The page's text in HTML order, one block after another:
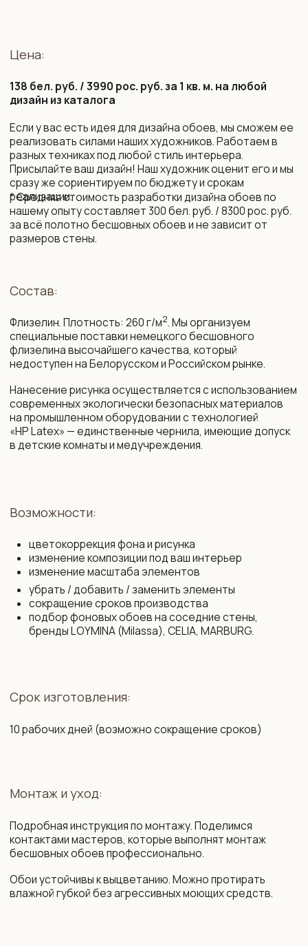
10 рабочих дней (возможно сокращение сроков)
Срок изготовления:
и доставляются транспортной компанией до двери
дома по РБ и РФ, возможна международная доставка.
Упаковка и доставка:
Подробная инструкция по монтажу. Поделимся
контактами мастеров, которые выполнят монтаж
бесшовных обоев профессионально.
Обои устойчивы к выцветанию. Можно протирать
влажной губкой без агрессивных моющих средств.
Монтаж и уход:
+375 29 719 80 88 zakaz@vinni.by
Свидетельство о государственной
регистрации № 193 645 371
от 07.09.2022 выдано Минским
горисполкомом
Интернет-магазин зарегистрирован
№761430
Политика конфиденциальности
Договор присоединения
Договор розничной купли-продажи
Правила оплаты картой
и конфиденциальность данных